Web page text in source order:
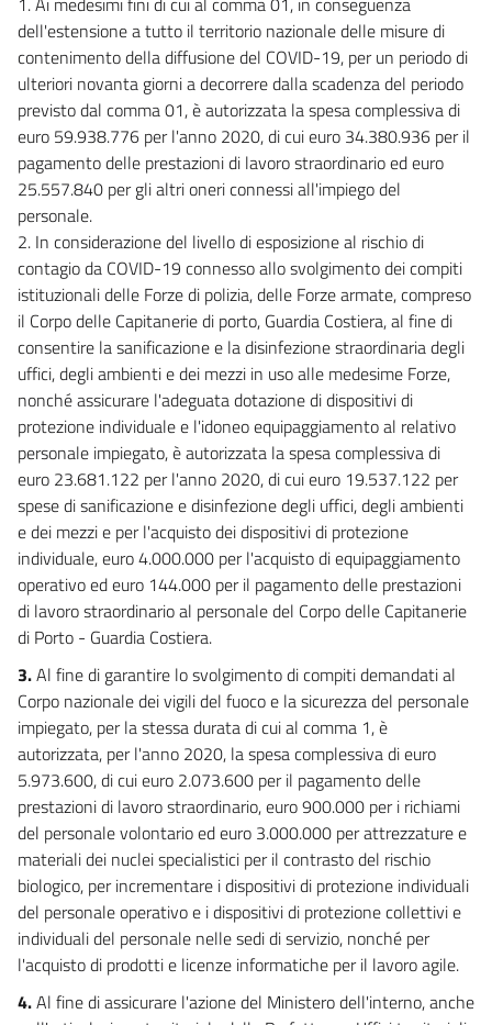
19 bis
20
21
22
22 bis
22 ter
22 quater
22 quinquies
Capo II
Norme speciali in materia di riduzione dell'orario di lavoro e di sostegno ai
lavoratori
23
24
25
26
27
28
29
30
31
32
33
34
35
35 bis
36
37
38
39
40
41
dell'estensione a tutto il territorio nazionale delle misure di
contenimento della diffusione del COVID-19, per un periodo di
ulteriori novanta giorni a decorrere dalla scadenza del periodo
previsto dal comma 01, è autorizzata la spesa complessiva di
euro 59.938.776 per l'anno 2020, di cui euro 34.380.936 per il
pagamento delle prestazioni di lavoro straordinario ed euro
25.557.840 per gli altri oneri connessi all'impiego del
personale.
2. In considerazione del livello di esposizione al rischio di
contagio da COVID-19 connesso allo svolgimento dei compiti
istituzionali delle Forze di polizia, delle Forze armate, compreso
il Corpo delle Capitanerie di porto, Guardia Costiera, al fine di
consentire la sanificazione e la disinfezione straordinaria degli
uffici, degli ambienti e dei mezzi in uso alle medesime Forze,
nonché assicurare l'adeguata dotazione di dispositivi di
protezione individuale e l'idoneo equipaggiamento al relativo
personale impiegato, è autorizzata la spesa complessiva di
euro 23.681.122 per l'anno 2020, di cui euro 19.537.122 per
spese di sanificazione e disinfezione degli uffici, degli ambienti
e dei mezzi e per l'acquisto dei dispositivi di protezione
individuale, euro 4.000.000 per l'acquisto di equipaggiamento
operativo ed euro 144.000 per il pagamento delle prestazioni
di lavoro straordinario al personale del Corpo delle Capitanerie
di Porto - Guardia Costiera.
3.Al fine di garantire lo svolgimento di compiti demandati al
Corpo nazionale dei vigili del fuoco e la sicurezza del personale
impiegato, per la stessa durata di cui al comma 1, è
autorizzata, per l'anno 2020, la spesa complessiva di euro
5.973.600, di cui euro 2.073.600 per il pagamento delle
prestazioni di lavoro straordinario, euro 900.000 per i richiami
del personale volontario ed euro 3.000.000 per attrezzature e
materiali dei nuclei specialistici per il contrasto del rischio
biologico, per incrementare i dispositivi di protezione individuali
del personale operativo e i dispositivi di protezione collettivi e
individuali del personale nelle sedi di servizio, nonché per
l'acquisto di prodotti e licenze informatiche per il lavoro agile.
4.Al fine di assicurare l'azione del Ministero dell'interno, anche